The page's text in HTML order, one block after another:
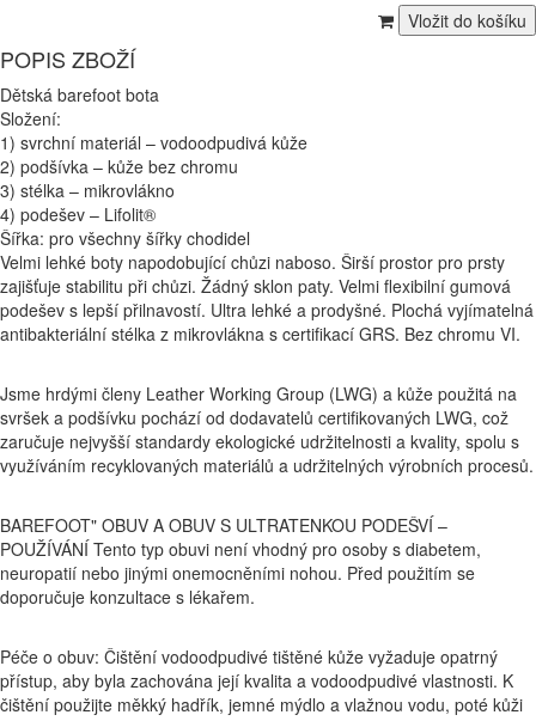
POPIS ZBOŽÍ
Dětská barefoot bota
Složení:
1) svrchní materiál – vodoodpudivá kůže
2) podšívka – kůže bez chromu
3) stélka – mikrovlákno
4) podešev – Lifolit®
Šířka: pro všechny šířky chodidel
Velmi lehké boty napodobující chůzi naboso. Širší prostor pro prsty
zajišťuje stabilitu při chůzi. Žádný sklon paty. Velmi flexibilní gumová
podešev s lepší přilnavostí. Ultra lehké a prodyšné. Plochá vyjímatelná
antibakteriální stélka z mikrovlákna s certifikací GRS. Bez chromu VI.
Jsme hrdými členy Leather Working Group (LWG) a kůže použitá na
svršek a podšívku pochází od dodavatelů certifikovaných LWG, což
zaručuje nejvyšší standardy ekologické udržitelnosti a kvality, spolu s
využíváním recyklovaných materiálů a udržitelných výrobních procesů.
BAREFOOT" OBUV A OBUV S ULTRATENKOU PODEŠVÍ –
POUŽÍVÁNÍ Tento typ obuvi není vhodný pro osoby s diabetem,
neuropatií nebo jinými onemocněními nohou. Před použitím se
doporučuje konzultace s lékařem.
Péče o obuv: Čištění vodoodpudivé tištěné kůže vyžaduje opatrný
přístup, aby byla zachována její kvalita a vodoodpudivé vlastnosti. K
čištění použijte měkký hadřík, jemné mýdlo a vlažnou vodu, poté kůži